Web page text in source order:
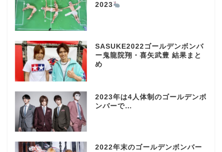
2023
SASUKE2022ゴールデンボンバ
ー鬼龍院翔・喜矢武豊 結果まと
め
2023年は4人体制のゴールデンボ
ンバーで…
2022年末のゴールデンボンバー